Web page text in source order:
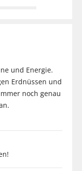
und Energie.
Erdnüssen und
noch genau